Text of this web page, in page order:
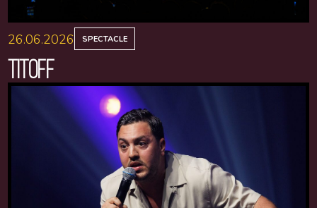
26.06.2026 SPECTACLE
TITOFF